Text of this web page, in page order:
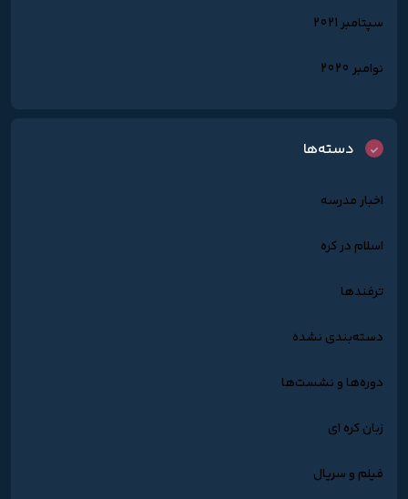
سپتامبر 2021
نوامبر 2020
دسته‌ها
اخبار مدرسه
اسلام در کره
ترفندها
دسته‌بندی نشده
دوره‌ها و نشست‌ها
زبان کره ای
فیلم و سریال